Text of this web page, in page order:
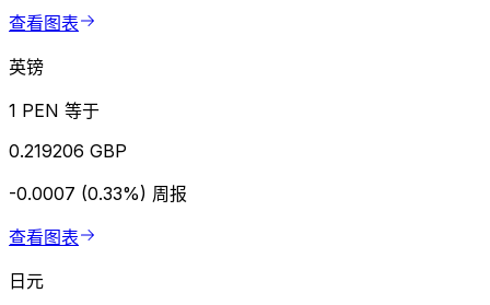
查看图表
英镑
1 PEN 等于
0.219206 GBP
-0.0007 (0.33%) 周报
查看图表
日元